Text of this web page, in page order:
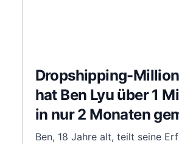
Dropshipping-
hat Ben Lyu über 1
in nur 2 Monaten
Ben, 18 Jahre alt, teilt seine